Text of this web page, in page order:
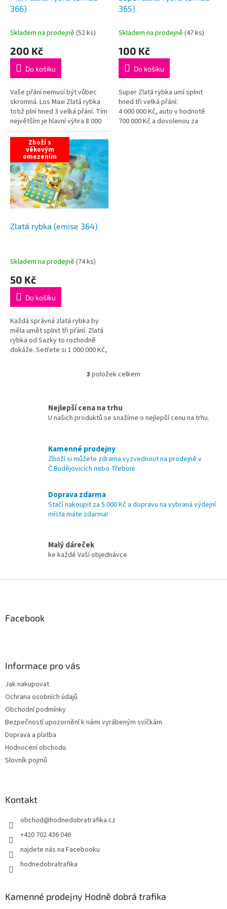
366)
Skladem na prodejně (52 ks)
200 Kč
Do košíku
Vaše přání nemusí být vůbec
skromná. Los Maxi Zlatá rybka
totiž plní hned 3 velká přání. Tím
největším je hlavní výhra 8 000
000 Kč, k tomu dvě hodnotné
věcné výhry – auto dle...
365)
Skladem na prodejně (47 ks)
100 Kč
Do košíku
Super Zlatá rybka umí splnit
hned tři velká přání:
4 000 000 Kč, auto v hodnotě
700 000 Kč a dovolenou za
Zboží s
věkovým
omezením
Zlatá rybka (emise 364)
Skladem na prodejně (74 ks)
50 Kč
Do košíku
Každá správná zlatá rybka by
měla umět splnit tři přání. Zlatá
rybka od Sazky to rozhodně
dokáže. Setřete si 1 000 000 Kč,
O
á
d
í
p
r
v
v
u
3 položek celkem
Nejlepší cena na trhu
U našich produktů se snažíme o nejlepší cenu na trhu.
Kamenné prodejny
Zboží si můžete zdrama vyzvednout na prodejně v
Č.Budějovicích nebo Třeboni
Doprava zdarma
Stačí nakoupit za 5.000 Kč a dopravu na vybraná výdejní
místa máte zdarma!
Malý dáreček
ke každé Vaší objednávce
Facebook
Informace pro vás
Jak nakupovat
Ochrana osobních údajů
Obchodní podmínky
Bezpečností upozornění k námi vyrábeným svíčkám
Doprava a platba
Hodnocení obchodu
Slovník pojmů
Kontakt
obchod@hodnedobratrafika.cz
+420 702 436 046
najdete nás na Facebooku
hodnedobratrafika
Kamenné prodejny Hodně dobrá trafika